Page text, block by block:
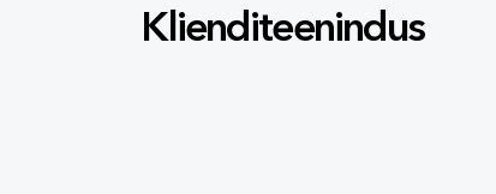
Klienditeenindus